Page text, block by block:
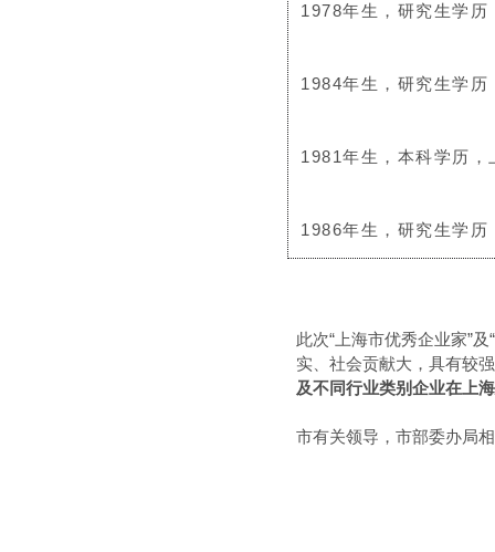
1978年生，研究生学
1984年生，研究生学
1981年生，本科学历
1986年生，研究生学
此次“上海市优秀企业家”
实、社会贡献大，具有较
及不同行业类别企业在上
市有关领导，市部委办局